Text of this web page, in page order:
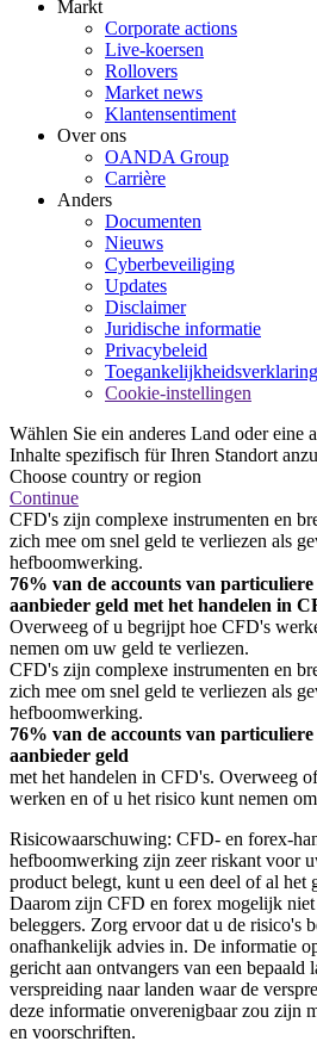
Markt
Corporate actions
Live-koersen
Rollovers
Market news
Klantensentiment
Over ons
OANDA Group
Carrière
Anders
Documenten
Nieuws
Cyberbeveiliging
Updates
Disclaimer
Juridische informatie
Privacybeleid
Toegankelijkheidsverklaring
Cookie-instellingen
Wählen Sie ein anderes Land oder eine
Inhalte spezifisch für Ihren Standort
Choose country or region
Continue
CFD's zijn complexe instrumenten en
zich mee om snel geld te verliezen als
hefboomwerking.
76% van de accounts van
aanbieder geld met het handelen in
Overweeg of u begrijpt hoe CFD's
nemen om uw geld te verliezen.
CFD's zijn complexe instrumenten en
zich mee om snel geld te verliezen als
hefboomwerking.
76% van de accounts van
aanbieder geld
met het handelen in CFD's. Overweeg
werken en of u het risico kunt nemen
Risicowaarschuwing: CFD- en forex-
hefboomwerking zijn zeer riskant voor
product belegt, kunt u een deel of al het
Daarom zijn CFD en forex mogelijk
beleggers. Zorg ervoor dat u de risico's
onafhankelijk advies in. De informatie
gericht aan ontvangers van een bepaald
verspreiding naar landen waar de
deze informatie onverenigbaar zou zijn
en voorschriften.